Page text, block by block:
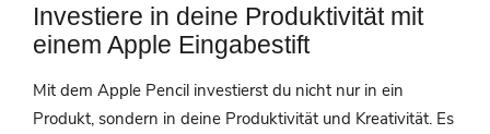
Investiere in deine Produktivität mit
einem Apple Eingabestift
Mit dem Apple Pencil investierst du nicht nur in ein
Produkt, sondern in deine Produktivität und Kreativität. Es